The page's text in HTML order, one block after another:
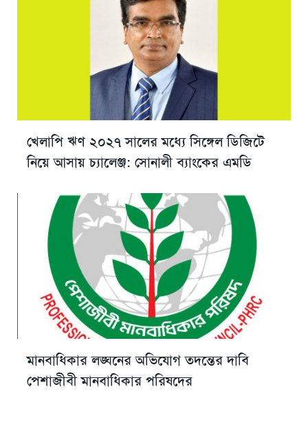
খেলাপি ঋণ ২০২৭ সালের মধ্যে সিঙ্গেল ডিজিটে
নিয়ে আসায় চ্যালেঞ্জ: সোনালী ব্যাংকের এমডি
মানবাধিকার লঙ্ঘনের অভিযোগ তদন্তের দাবি
পেশাজীবী মানবাধিকার পরিষদের